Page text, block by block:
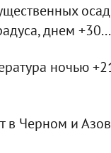
днем
ночью
в Черном и